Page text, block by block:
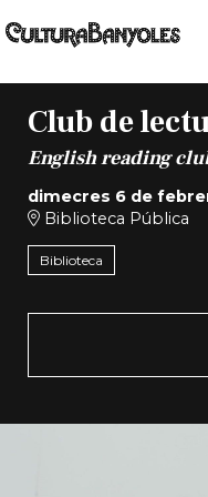
Club de
English reading
dimecres 6 de
Biblioteca Pública
Biblioteca